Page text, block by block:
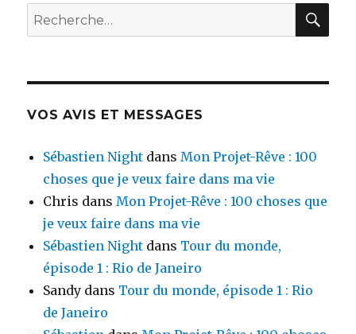
airs
de
Recherche
pour
VOS AVIS ET MESSAGES
Sébastien Night dans Mon Projet-Rêve : 100
choses que je veux faire dans ma vie
Chris dans Mon Projet-Rêve : 100 choses que
je veux faire dans ma vie
Sébastien Night dans Tour du monde,
épisode 1 : Rio de Janeiro
Sandy dans Tour du monde, épisode 1 : Rio
de Janeiro